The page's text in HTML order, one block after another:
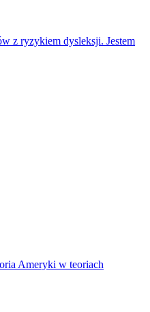
z ryzykiem dysleksji. Jestem
Ameryki w teoriach